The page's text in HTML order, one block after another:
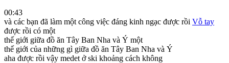
00:43
và các bạn đã làm một công việc đáng kinh ngạc được rồi Vỗ tay
được rồi có một
thế giới giữa đồ ăn Tây Ban Nha và Ý một
thế giới của những gì giữa đồ ăn Tây Ban Nha và Ý
aha được rồi vậy medet ở ski khoảng cách không